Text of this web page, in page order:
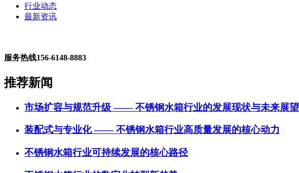
行业动态
最新资讯
服务热线156-6148-8883
推荐新闻
市场扩容与规范升级 —— 不锈钢水箱行业的发展现状与未来展望
装配式与专业化 —— 不锈钢水箱行业高质量发展的核心动力
不锈钢水箱行业可持续发展的核心路径